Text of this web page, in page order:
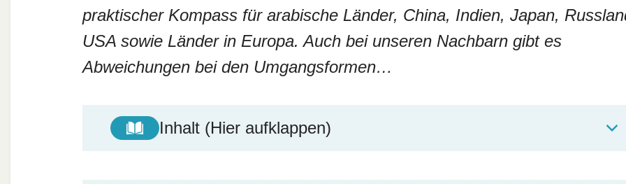
praktischer Kompass für arabische Länder, China, Indien, Japan,
USA sowie Länder in Europa. Auch bei unseren Nachbarn gibt es
Abweichungen bei den Umgangsformen…
Inhalt (Hier aufklappen)